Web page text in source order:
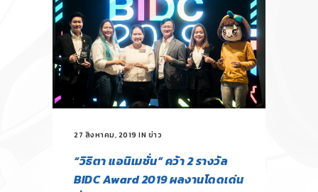
27 สิงหาคม, 2019 IN ข่าว
“วิธิตา แอนิเมชั่น” คว้า 2 รางวัล
BIDC Award 2019 ผลงานโดดเด่น